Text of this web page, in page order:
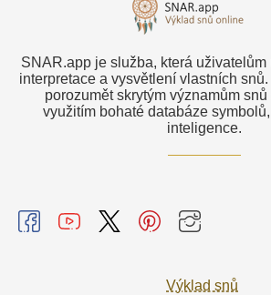
SNAR.app je služba, která
interpretace a vysvětlení vlastních
porozumět skrytým významům
využitím bohaté databáze
inteligence.
Výklad snů